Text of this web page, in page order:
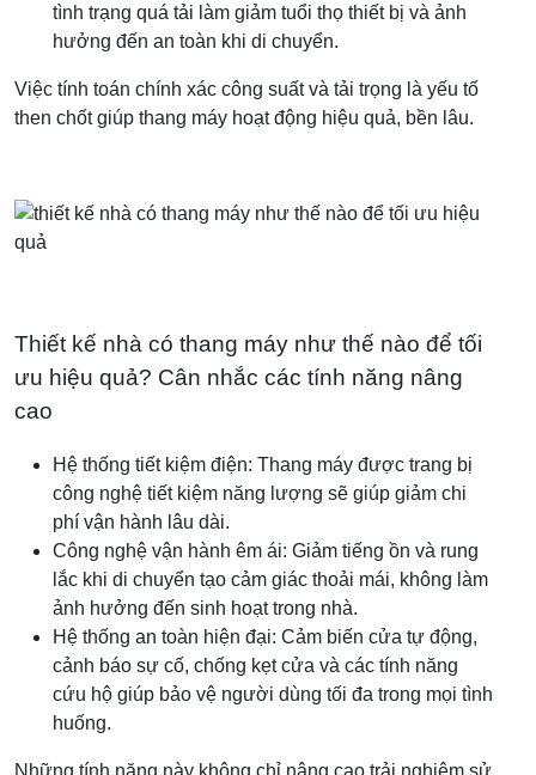
tình trạng quá tải làm giảm tuổi thọ thiết bị và ảnh
hưởng đến an toàn khi di chuyển.
Việc tính toán chính xác công suất và tải trọng là yếu tố
then chốt giúp thang máy hoạt động hiệu quả, bền lâu.
Thiết kế nhà có thang máy như thế nào để tối
ưu hiệu quả? Cân nhắc các tính năng nâng
cao
Hệ thống tiết kiệm điện: Thang máy được trang bị
công nghệ tiết kiệm năng lượng sẽ giúp giảm chi
phí vận hành lâu dài.
Công nghệ vận hành êm ái: Giảm tiếng ồn và rung
lắc khi di chuyển tạo cảm giác thoải mái, không làm
ảnh hưởng đến sinh hoạt trong nhà.
Hệ thống an toàn hiện đại: Cảm biến cửa tự động,
cảnh báo sự cố, chống kẹt cửa và các tính năng
cứu hộ giúp bảo vệ người dùng tối đa trong mọi tình
huống.
Những tính năng này không chỉ nâng cao trải nghiệm sử